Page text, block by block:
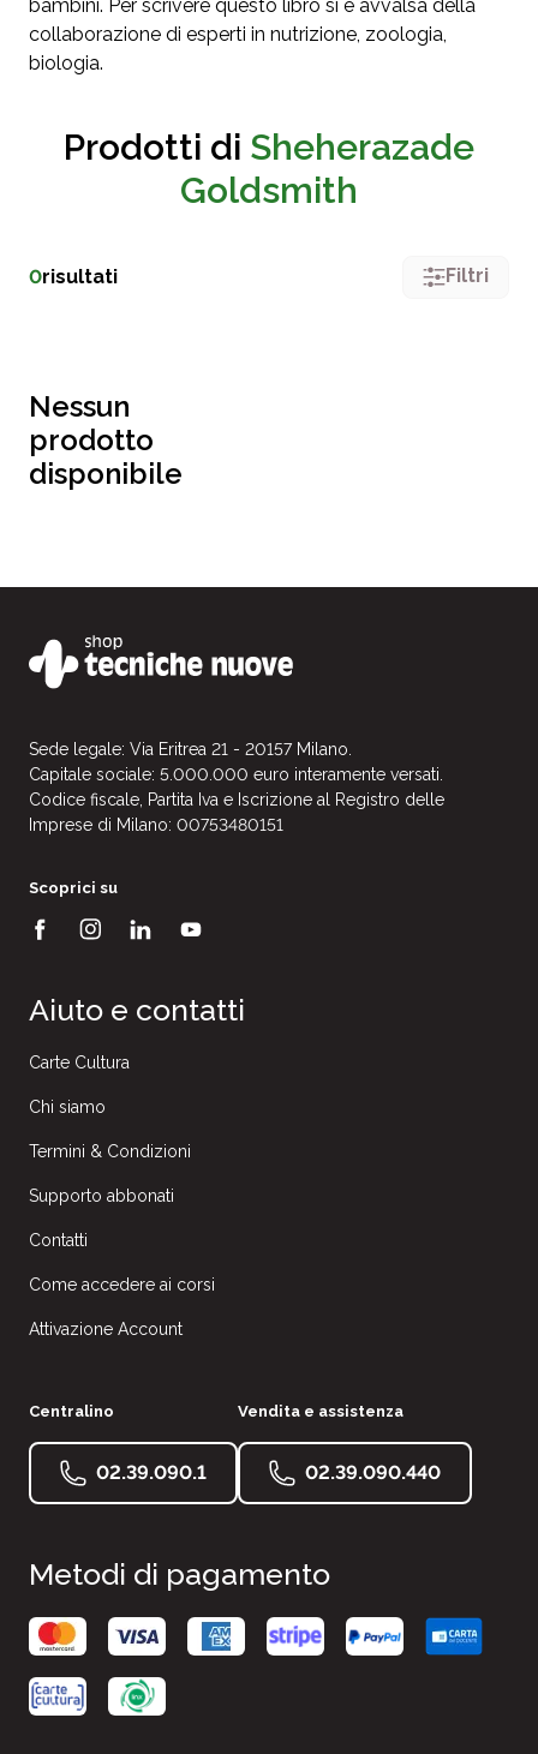
bambini. Per scrivere questo libro si è avvalsa della
collaborazione di esperti in nutrizione, zoologia,
biologia.
Prodotti di Sheherazade
Goldsmith
0risultati Filtri
Nessun
prodotto
disponibile
Sede legale: Via Eritrea 21 - 20157 Milano.
Capitale sociale: 5.000.000 euro interamente versati.
Codice fiscale, Partita Iva e Iscrizione al Registro delle
Imprese di Milano: 00753480151
Scoprici su
Aiuto e contatti
Carte Cultura
Chi siamo
Termini & Condizioni
Supporto abbonati
Contatti
Come accedere ai corsi
Attivazione Account
Centralino
02.39.090.1
Vendita e assistenza
02.39.090.440
Metodi di pagamento